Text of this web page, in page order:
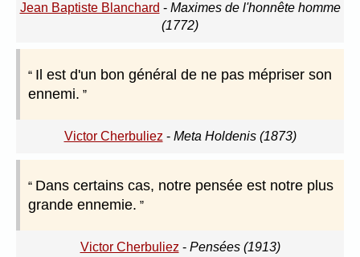
Jean Baptiste Blanchard - Maximes de l'honnête homme
(1772)
Il est d'un bon général de ne pas mépriser son
ennemi.
Victor Cherbuliez - Meta Holdenis (1873)
Dans certains cas, notre pensée est notre plus
grande ennemie.
Victor Cherbuliez - Pensées (1913)